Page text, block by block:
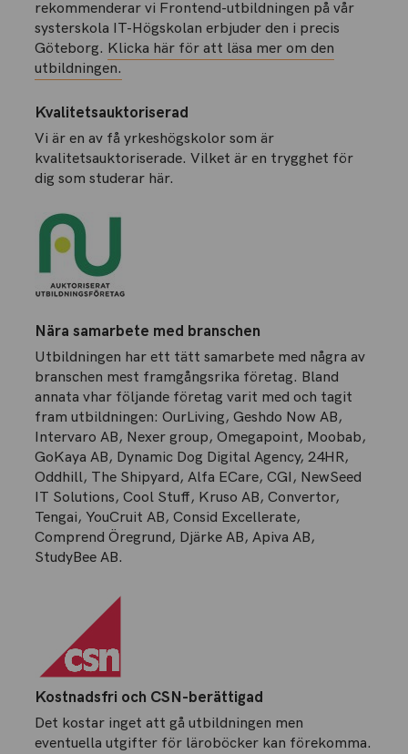
rekommenderar vi Frontend-utbildningen på vår
systerskola IT-Högskolan erbjuder den i precis
Göteborg. Klicka här för att läsa mer om den
utbildningen.
Kvalitetsauktoriserad
Vi är en av få yrkeshögskolor som är
kvalitetsauktoriserade. Vilket är en trygghet för
dig som studerar här.
Nära samarbete med branschen
Utbildningen har ett tätt samarbete med några av
branschen mest framgångsrika företag. Bland
annata vhar följande företag varit med och tagit
fram utbildningen: OurLiving, Geshdo Now AB,
Intervaro AB, Nexer group, Omegapoint, Moobab,
GoKaya AB, Dynamic Dog Digital Agency, 24HR,
Oddhill, The Shipyard, Alfa ECare, CGI, NewSeed
IT Solutions, Cool Stuff, Kruso AB, Convertor,
Tengai, YouCruit AB, Consid Excellerate,
Comprend Öregrund, Djärke AB, Apiva AB,
StudyBee AB.
Kostnadsfri och CSN-berättigad
Det kostar inget att gå utbildningen men
eventuella utgifter för läroböcker kan förekomma.